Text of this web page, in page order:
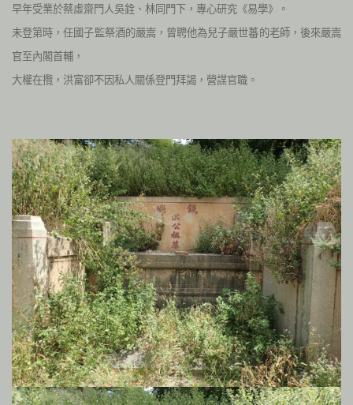
早年受業於蔡虛齋門人吳銓、林同門下，專心研究《易學》。
未登第時，任國子監祭酒的嚴嵩，曾聘他為兒子嚴世蕃的老師，後來嚴嵩
官至內閣首輔，
大權在攬，洪富卻不因私人關係登門拜謁，營謀官職。